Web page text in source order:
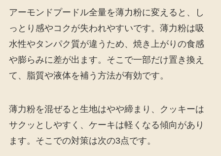
アーモンドプードル全量を薄力粉に変えると、し
っとり感やコクが失われやすいです。薄力粉は吸
水性やタンパク質が違うため、焼き上がりの食感
や膨らみに差が出ます。そこで一部だけ置き換え
て、脂質や液体を補う方法が有効です。
薄力粉を混ぜると生地はやや締まり、クッキーは
サクッとしやすく、ケーキは軽くなる傾向があり
ます。そこでの対策は次の3点です。